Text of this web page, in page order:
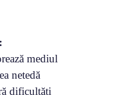
mediul
netedă
dificultăți